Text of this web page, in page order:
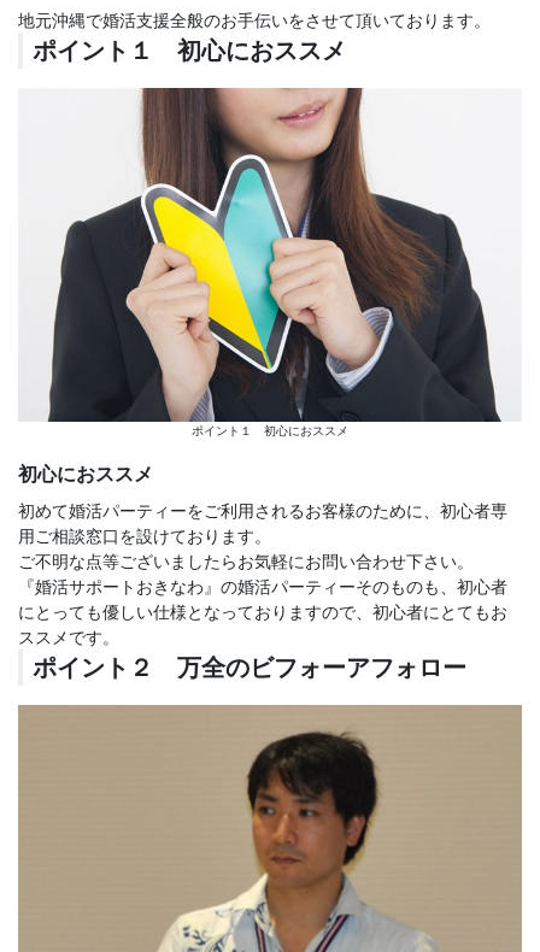
地元沖縄で婚活支援全般のお手伝いをさせて頂いております。
ポイント１ 初心におススメ
ポイント１ 初心におススメ
初心におススメ
初めて婚活パーティーをご利用されるお客様のために、初心者専
用ご相談窓口を設けております。
ご不明な点等ございましたらお気軽にお問い合わせ下さい。
『婚活サポートおきなわ』の婚活パーティーそのものも、初心者
にとっても優しい仕様となっておりますので、初心者にとてもお
ススメです。
ポイント２ 万全のビフォーアフォロー